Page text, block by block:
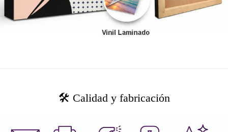
🛠️ Calidad y fabricación